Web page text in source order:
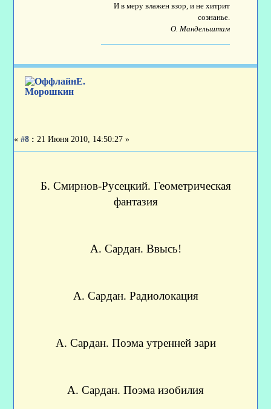
И в меру влажен взор, и не хитрит
сознанье.
О. Мандельштам
Е.
Морошкин
«#8 : 21 Июня 2010, 14:50:27 »
Б. Смирнов-Русецкий. Геометрическая
фантазия
А. Сардан. Ввысь!
А. Сардан. Радиолокация
А. Сардан. Поэма утренней зари
А. Сардан. Поэма изобилия